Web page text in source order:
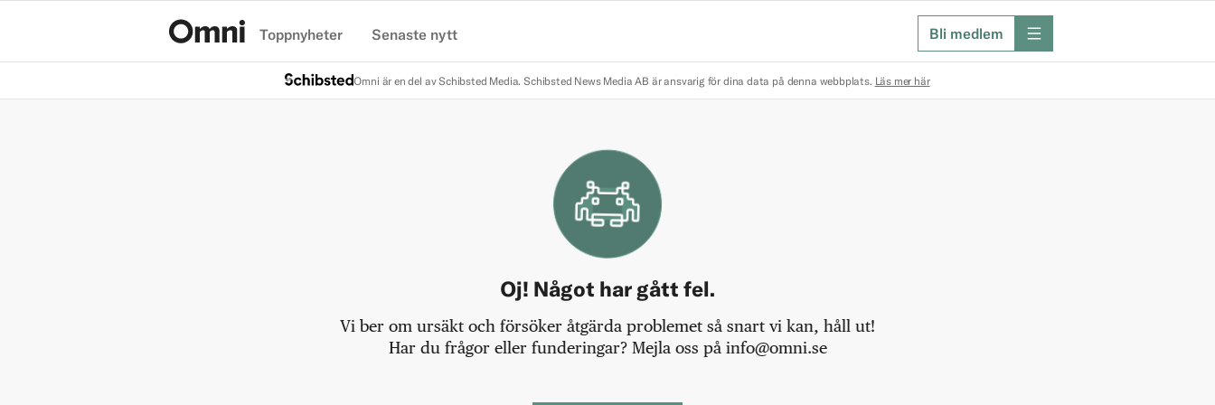
Toppnyheter Senaste nytt Bli medlem meny
Omni är en del av Schibsted Media. Schibsted News Media AB är ansvarig för dina data på denna webbplats. Läs mer här
Oj! Något har gått fel.
Vi ber om ursäkt och försöker åtgärda problemet så snart vi kan, håll ut!
Har du frågor eller funderingar? Mejla oss på info@omni.se